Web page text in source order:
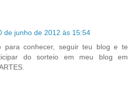
de junho de 2012 às 15:54
para conhecer, seguir teu blog e te
do sorteio em meu blog em